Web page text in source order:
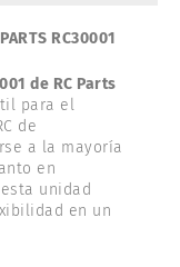
RC30001
de RC Parts
para el
de
a la mayoría
en
unidad
en un